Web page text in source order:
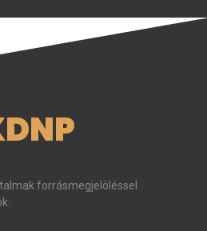
forrásmegjelöléssel